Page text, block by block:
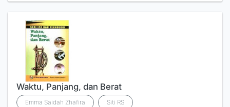
Waktu, Panjang, dan Berat
Emma Saidah Zhafira Siti RS